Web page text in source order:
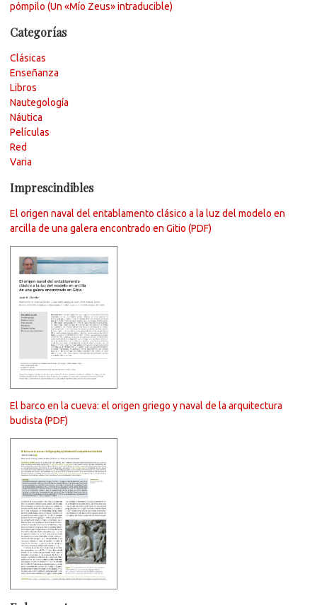
pómpilo (Un «Mío Zeus» intraducible)
Categorías
Clásicas
Enseñanza
Libros
Nautegología
Náutica
Películas
Red
Varia
Imprescindibles
El origen naval del entablamento clásico a la luz del modelo en
arcilla de una galera encontrado en Gitio (PDF)
El barco en la cueva: el origen griego y naval de la arquitectura
budista (PDF)